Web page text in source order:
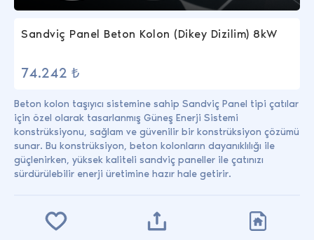
Sandviç Panel Beton Kolon (Dikey Dizilim) 8kW
74.242 ₺
Beton kolon taşıyıcı sistemine sahip Sandviç Panel tipi çatılar
için özel olarak tasarlanmış Güneş Enerji Sistemi
konstrüksiyonu, sağlam ve güvenilir bir konstrüksiyon çözümü
sunar. Bu konstrüksiyon, beton kolonların dayanıklılığı ile
güçlenirken, yüksek kaliteli sandviç paneller ile çatınızı
sürdürülebilir enerji üretimine hazır hale getirir.